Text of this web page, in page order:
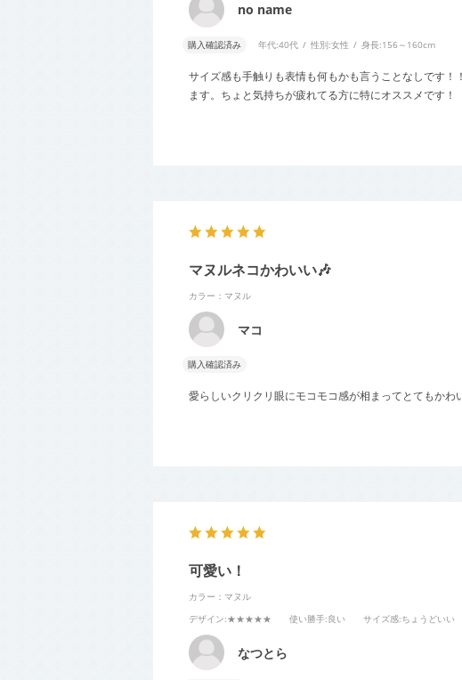
no name
購入確認済み 年代:40代 性別:女性 身長:156～160cm
サイズ感も手触りも表情も何もかも言うことなしです
ます。ちょと気持ちが疲れてる方に特にオススメです！
マヌルネコかわいい🎶
カラー：マヌル
マコ
購入確認済み
愛らしいクリクリ眼にモコモコ感が相まってとてもかわ
可愛い！
カラー：マヌル
デザイン:★★★★★ 使い勝手:良い サイズ感:ちょうどいい
なつとら